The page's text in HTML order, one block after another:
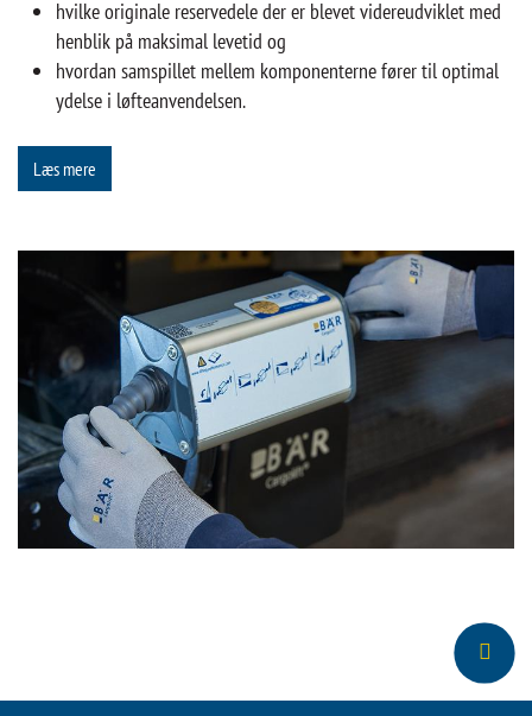
hvilke originale reservedele der er blevet videreudviklet med
henblik på maksimal levetid og
hvordan samspillet mellem komponenterne fører til optimal
ydelse i løfteanvendelsen.
Læs mere